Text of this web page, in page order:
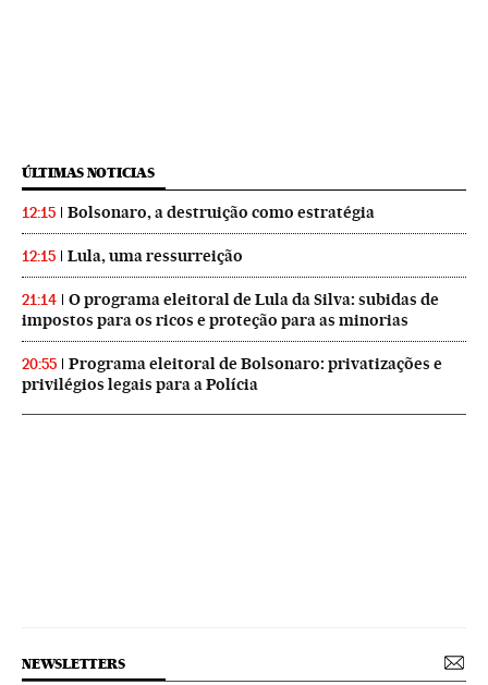
ÚLTIMAS NOTICIAS
12:15 Bolsonaro, a destruição como estratégia
12:15 Lula, uma ressurreição
21:14
O programa eleitoral de Lula da Silva: subidas de
impostos para os ricos e proteção para as minorias
20:55
Programa eleitoral de Bolsonaro: privatizações e
privilégios legais para a Polícia
NEWSLETTERS